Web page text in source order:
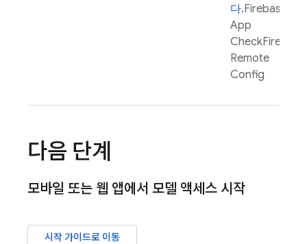
다.Firebase
App
CheckFirebase
Remote
Config
다음 단계
모바일 또는 웹 앱에서 모델 액세스 시작
시작 가이드로 이동